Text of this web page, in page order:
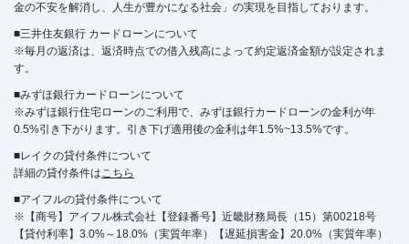
金の不安を解消し、人生が豊かになる社会」の実現を目指しております。
■三井住友銀行 カードローンについて
※毎月の返済は、返済時点での借入残高によって約定返済金額が設定されま
す。
■みずほ銀行カードローンについて
※みずほ銀行住宅ローンのご利用で、みずほ銀行カードローンの金利が年
0.5%引き下がります。引き下げ適用後の金利は年1.5%~13.5%です。
■レイクの貸付条件について
詳細の貸付条件はこちら
■アイフルの貸付条件について
※【商号】アイフル株式会社【登録番号】近畿財務局長（15）第00218号
【貸付利率】3.0%～18.0%（実質年率）【遅延損害金】20.0%（実質年率）